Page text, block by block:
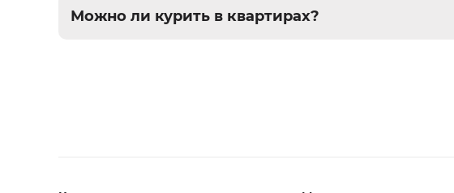
Можно ли курить в квартирах?